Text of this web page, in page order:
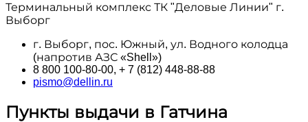
Терминальный комплекс ТК "Деловые Линии" г.
Выборг
г. Выборг, пос. Южный, ул. Водного колодца
(напротив АЗС «Shell»)
8 800 100‑80-00, + 7 (812) 448-88-88
pismo@dellin.ru
Пункты выдачи в Гатчина